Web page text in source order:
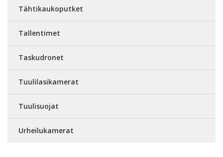
Tähtikaukoputket
Tallentimet
Taskudronet
Tuulilasikamerat
Tuulisuojat
Urheilukamerat